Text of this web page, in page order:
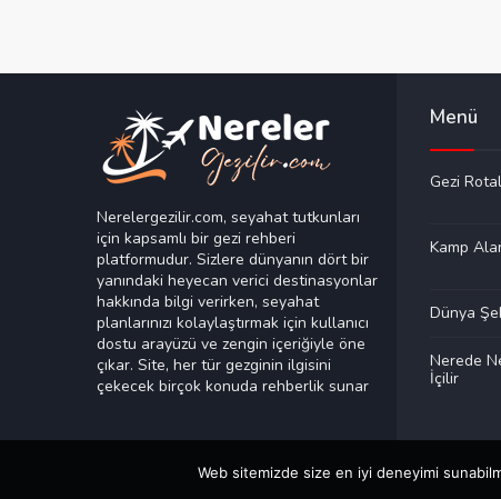
Nerelergezilir.com, seyahat tutkunları
için kapsamlı bir gezi rehberi
platformudur. Sizlere dünyanın dört bir
yanındaki heyecan verici destinasyonlar
hakkında bilgi verirken, seyahat
planlarınızı kolaylaştırmak için kullanıcı
dostu arayüzü ve zengin içeriğiyle öne
çıkar. Site, her tür gezginin ilgisini
çekecek birçok konuda rehberlik sunar
Menü
Gezi
Kamp
Dünya
Nerede
İçilir
Web sitemizde size en iyi deneyimi